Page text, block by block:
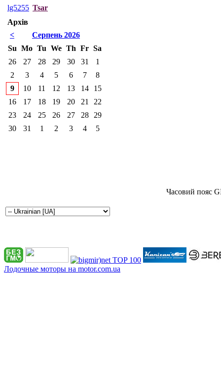
lg5255 Tsar
Архів
<
Серпень 2026
Su Mo Tu We Th Fr Sa
26
27 28 29 30 31
1
2
3 4 5 6 7
8
9
10 11 12 13 14
15
16
17 18 19 20 21
22
23
24 25 26 27 28
29
30
31 1 2 3 4 5
Часовий пояс
Лодочные моторы на motor.com.ua